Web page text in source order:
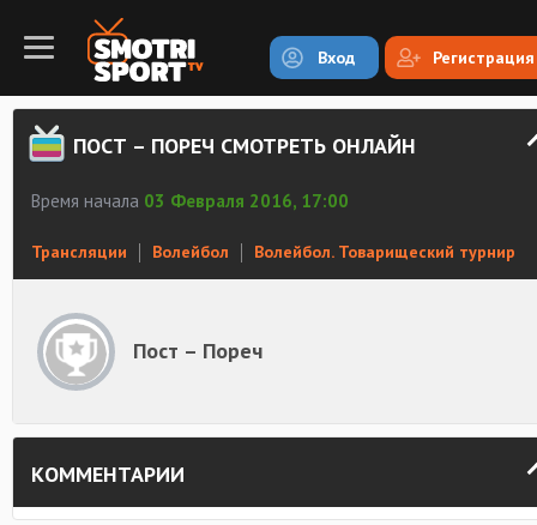
Вход Регистрация
ПОСТ – ПОРЕЧ СМОТРЕТЬ ОНЛАЙН
Время начала 03 Февраля 2016, 17:00
Трансляции Волейбол Волейбол. Товарищеский турнир
Пост – Пореч
КОММЕНТАРИИ